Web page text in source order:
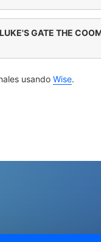
GATE THE
usando Wise.